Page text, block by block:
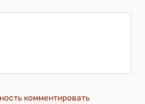
комментировать